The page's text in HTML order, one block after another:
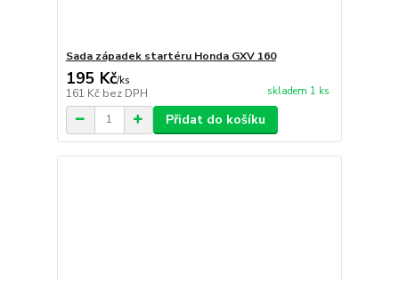
Sada západek startéru Honda GXV 160
195 Kč/ks
161 Kč bez DPH skladem 1 ks
Přidat do košíku